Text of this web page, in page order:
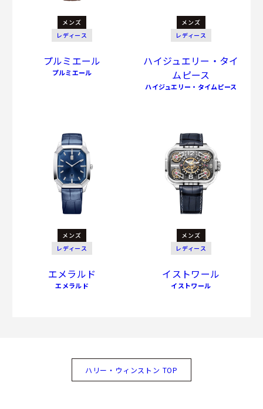
メンズ
レディース
プルミエール
プルミエール
メンズ
レディース
ハイジュエリー・タイ
ムピース
ハイジュエリー・タイムピース
メンズ
レディース
エメラルド
エメラルド
メンズ
レディース
イストワール
イストワール
ハリー・ウィンストン TOP